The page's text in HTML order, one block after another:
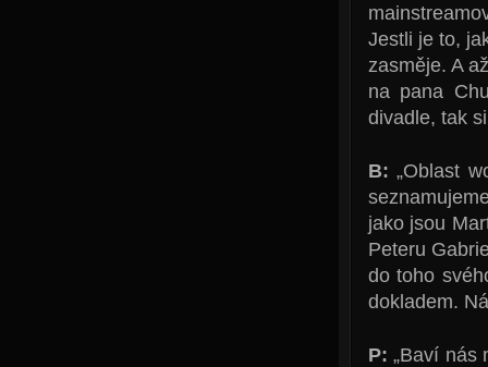
Jestli je to,
zasměje. A
na pana
divadle, tak
B:„Oblast
jako jsou
Peteru
do toho
dokladem.
P:„Baví nás